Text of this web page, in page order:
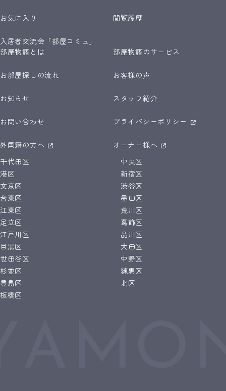
お気に入り 閲覧履歴
入居者交流会「部屋コミュ」
部屋物語とは
部屋物語のサービス
お部屋探しの流れ お客様の声
お知らせ スタッフ紹介
お問い合わせ プライバシーポリシー
外国籍の方へ
オーナー様へ
千代田区
中央区
港区
新宿区
文京区
渋谷区
台東区
墨田区
江東区
荒川区
足立区
葛飾区
江戸川区
品川区
目黒区
大田区
世田谷区
中野区
杉並区
練馬区
豊島区
北区
板橋区